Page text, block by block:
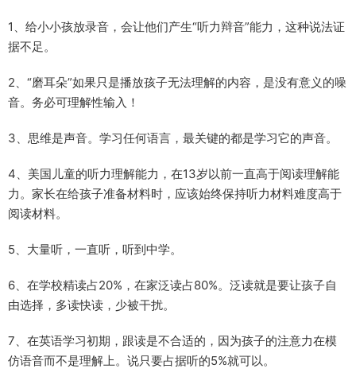
1、给小小孩放录音，会让他们产生“听力辩音”能力，这种说法证
据不足。
2、“磨耳朵”如果只是播放孩子无法理解的内容，是没有意义的噪
音。务必可理解性输入！
3、思维是声音。学习任何语言，最关键的都是学习它的声音。
4、美国儿童的听力理解能力，在13岁以前一直高于阅读理解能
力。家长在给孩子准备材料时，应该始终保持听力材料难度高于
阅读材料。
5、大量听，一直听，听到中学。
6、在学校精读占20%，在家泛读占80%。泛读就是要让孩子自
由选择，多读快读，少被干扰。
7、在英语学习初期，跟读是不合适的，因为孩子的注意力在模
仿语音而不是理解上。说只要占据听的5%就可以。